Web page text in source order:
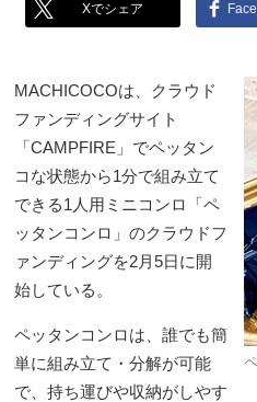
Xでシェア
MACHICOCOは、クラウド
ファンディングサイト
「CAMPFIRE」でペッタン
コな状態から1分で組み立て
できる1人用ミニコンロ「ペ
ッタンコンロ」のクラウドフ
ァンディングを2月5日に開
始している。
ペッタンコンロは、誰でも簡
単に組み立て・分解が可能
で、持ち運びや収納がしやす